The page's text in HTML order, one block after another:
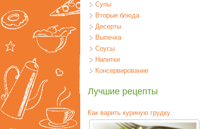
Супы
Вторые блюда
Десерты
Выпечка
Соусы
Напитки
Консервирование
Лучшие рецепты
Как варить куриную грудку